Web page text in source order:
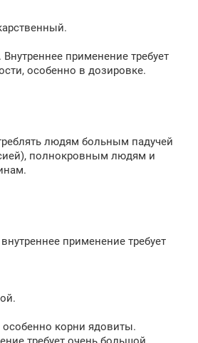
применение требует
особенно в дозировке.
людям больным падучей
полнокровным людям и
применение требует
особенно корни ядовиты.